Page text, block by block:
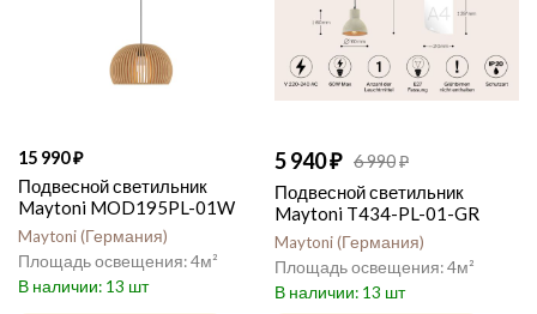
15 990
Подвесной светильник
Maytoni MOD195PL-01W
Maytoni Германия
4
13
5 940 6 990
Подвесной светильник
Maytoni T434-PL-01-GR
Maytoni Германия
4
13